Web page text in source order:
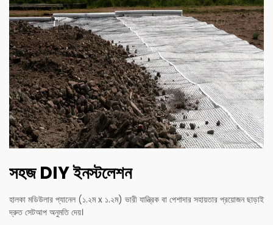
সহজ DIY ইনস্টলেশন
হালকা মডিউলার প্যানেল (১.২ম x ১.২ম) ভারী যান্ত্রিক বা পেশাদার সহায়তার প্রয়োজন ছাড়াই
দ্রুত সেটআপ অনুমতি দেয়।